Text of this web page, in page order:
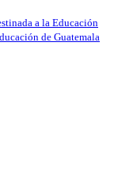
a la Educación
de Guatemala